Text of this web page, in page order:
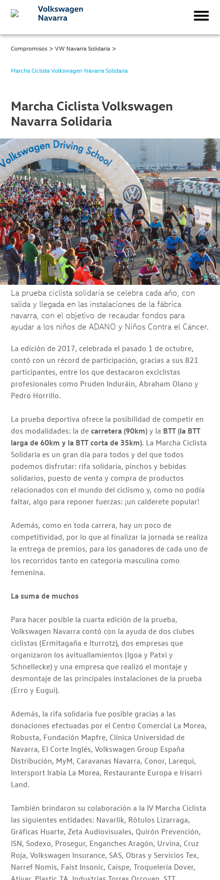
Compromisos >VW Navarra Solidaria >
Marcha Ciclista Volkswagen Navarra Solidaria
Marcha Ciclista Volkswagen
Navarra Solidaria
La prueba ciclista solidaria se celebra cada año, con
salida y llegada en las instalaciones de la fábrica
navarra, con el objetivo de recaudar fondos para
ayudar a los niños de ADANO y Niños Contra el Cáncer.
La edición de 2017, celebrada el pasado 1 de octubre,
contó con un récord de participación, gracias a sus 821
participantes, entre los que destacaron exciclistas
profesionales como Pruden Induráin, Abraham Olano y
Pedro Horrillo.
La prueba deportiva ofrece la posibilidad de competir en
dos modalidades: la decarretera (90km) y la BTT (la BTT
larga de 60km y la BTT corta de 35km). La Marcha Ciclista
Solidaria es un gran día para todos y del que todos
podemos disfrutar: rifa solidaria, pinchos y bebidas
solidarios, puesto de venta y compra de productos
relacionados con el mundo del ciclismo y, como no podía
faltar, algo para reponer fuerzas: ¡un calderete popular!
Además, como en toda carrera, hay un poco de
competitividad, por lo que al finalizar la jornada se realiza
la entrega de premios, para los ganadores de cada uno de
los recorridos tanto en categoría masculina como
femenina.
La suma de muchos
Para hacer posible la cuarta edición de la prueba,
Volkswagen Navarra contó con la ayuda de dos clubes
ciclistas (Ermitagaña e Iturrotz), dos empresas que
organizaron los avituallamientos (Igoa y Patxi y
Schnellecke) y una empresa que realizó el montaje y
desmontaje de las principales instalaciones de la prueba
(Erro y Eugui).
Además, la rifa solidaria fue posible gracias a las
donaciones efectuadas por el Centro Comercial La Morea,
Robusta, Fundación Mapfre, Clínica Universidad de
Navarra, El Corte Inglés, Volkswagen Group España
Distribución, MyM, Caravanas Navarra, Conor, Larequi,
Intersport Irabia La Morea, Restaurante Europa e Irisarri
Land.
También brindaron su colaboración a la IV Marcha Ciclista
las siguientes entidades: Navarlik, Rótulos Lizarraga,
Gráficas Huarte, Zeta Audiovisuales, Quirón Prevención,
ISN, Sodexo, Prosegur, Enganches Aragón, Urvina, Cruz
Roja, Volkswagen Insurance, SAS, Obras y Servicios Tex,
Narref Nomis, Faist Insonic, Caispe, Troquelería Dover,